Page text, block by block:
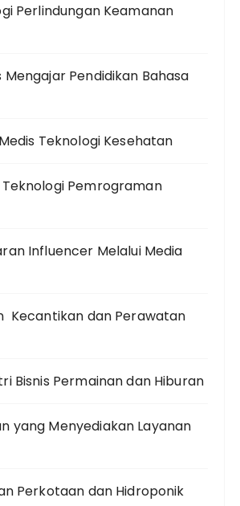
Perlindungan Keamanan
Mengajar Pendidikan Bahasa
Teknologi Kesehatan
Teknologi Pemrograman
Influencer Melalui Media
Kecantikan dan Perawatan
Bisnis Permainan dan Hiburan
yang Menyediakan Layanan
Perkotaan dan Hidroponik